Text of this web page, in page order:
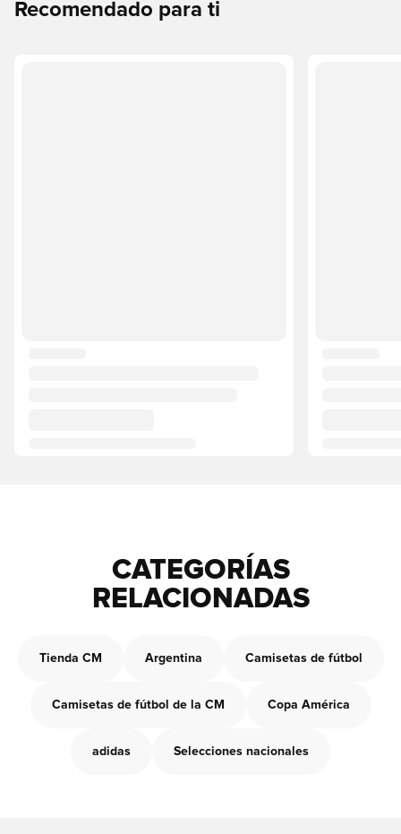
Recomendado para ti
CATEGORÍAS
RELACIONADAS
Tienda CM Argentina Camisetas de fútbol
Camisetas de fútbol de la CM Copa América
adidas Selecciones nacionales